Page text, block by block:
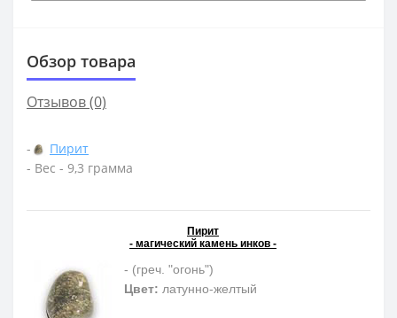
Обзор товара
Отзывов (0)
-
Пирит
- Вес - 9,3 грамма
Пирит
- магический камень инков -
- (греч. "огонь")
Цвет: латунно-желтый